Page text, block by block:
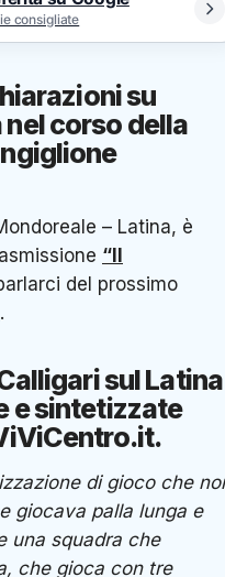
consigliate
su
corso della
– Latina, è
“Il
del prossimo
.
sul Latina
e sintetizzate
di gioco che
giocava palla lunga e
una squadra che
che gioca con tre